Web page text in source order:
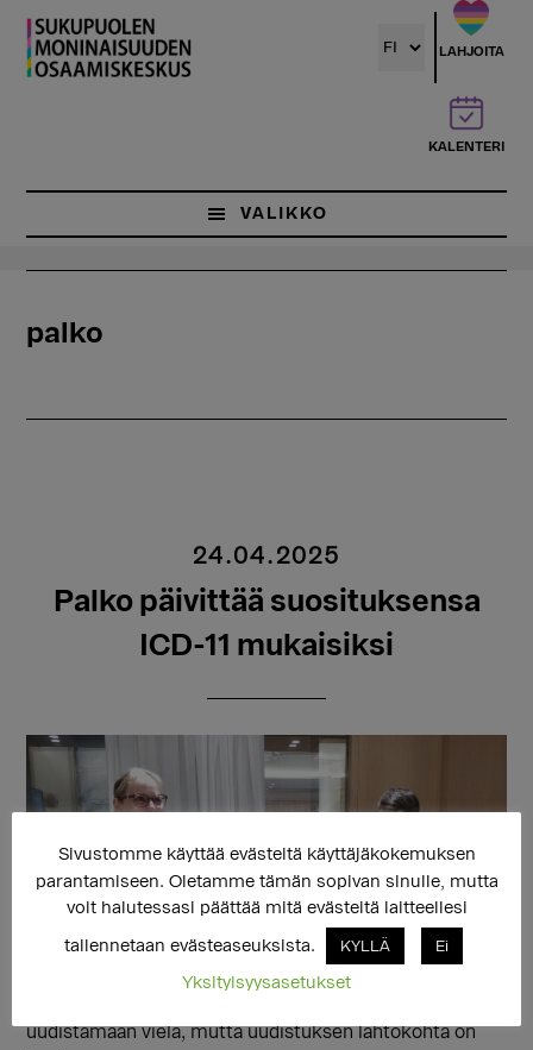
Hyppää
pääsisältöön
LAHJOITA
KALENTERI
VALIKKO
palko
24.04.2025
Palko päivittää suosituksensa
ICD-11 mukaisiksi
uudistamaan vielä, mutta uudistuksen lähtökohta on
Sivustomme käyttää evästeitä käyttäjäkokemuksen
parantamiseen. Oletamme tämän sopivan sinulle, mutta
voit halutessasi päättää mitä evästeitä laitteellesi
tallennetaan evästeaseuksista. KYLLÄ Ei
Yksityisyysasetukset